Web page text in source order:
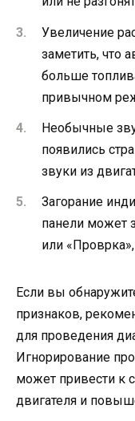
Увеличение
заметить, что
больше
привычном
Необычные
появились
звуки из
Загорание
панели может
или
Если вы
признаков,
для проведения
Игнорирование
может привести к
двигателя и